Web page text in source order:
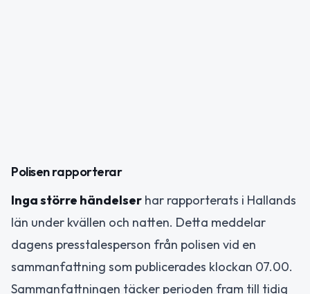
Polisen rapporterar
Inga större händelser har rapporterats i Hallands
län under kvällen och natten. Detta meddelar
dagens presstalesperson från polisen vid en
sammanfattning som publicerades klockan 07.00.
Sammanfattningen täcker perioden fram till tidig